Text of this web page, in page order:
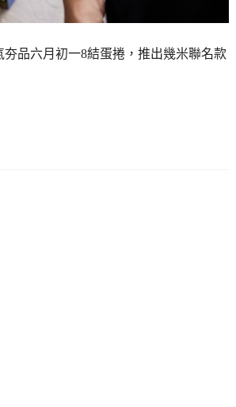
品六月初一8結蛋捲，推出幾米聯名款